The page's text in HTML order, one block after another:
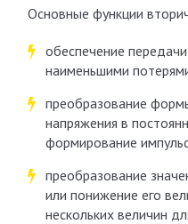
Основные функции
обеспечение
наименьшими
преобразование
напряжения в
формирование
преобразование
или понижение его
нескольких величин